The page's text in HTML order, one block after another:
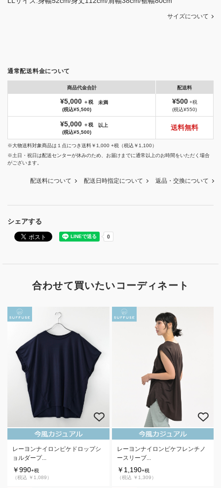
シェアする
サイズについて
通常配送料金について
商品代金合計 配送料
¥5,000 ＋税
(税込¥5,500)
未満 ¥500+税
(税込¥550)
¥5,000 ＋税
(税込¥5,500)
以上 送料無料
※大物送料対象商品は１点につき送料￥1,000 +税（税込￥1,100）
※土日・祝日は配送センターが休みのため、お届けまでに通常以上のお時間をいただく場合
がございます。
配送料について 配送日時指定について 返品・交換について
合わせて買いたいコーディネート
レーヨンナイロンピケドロップシ
ョルダープ...
￥990+税
（税込 ￥1,089）
レーヨンナイロンピケフレンチノ
ースリーブ...
￥1,190+税
（税込 ￥1,309）